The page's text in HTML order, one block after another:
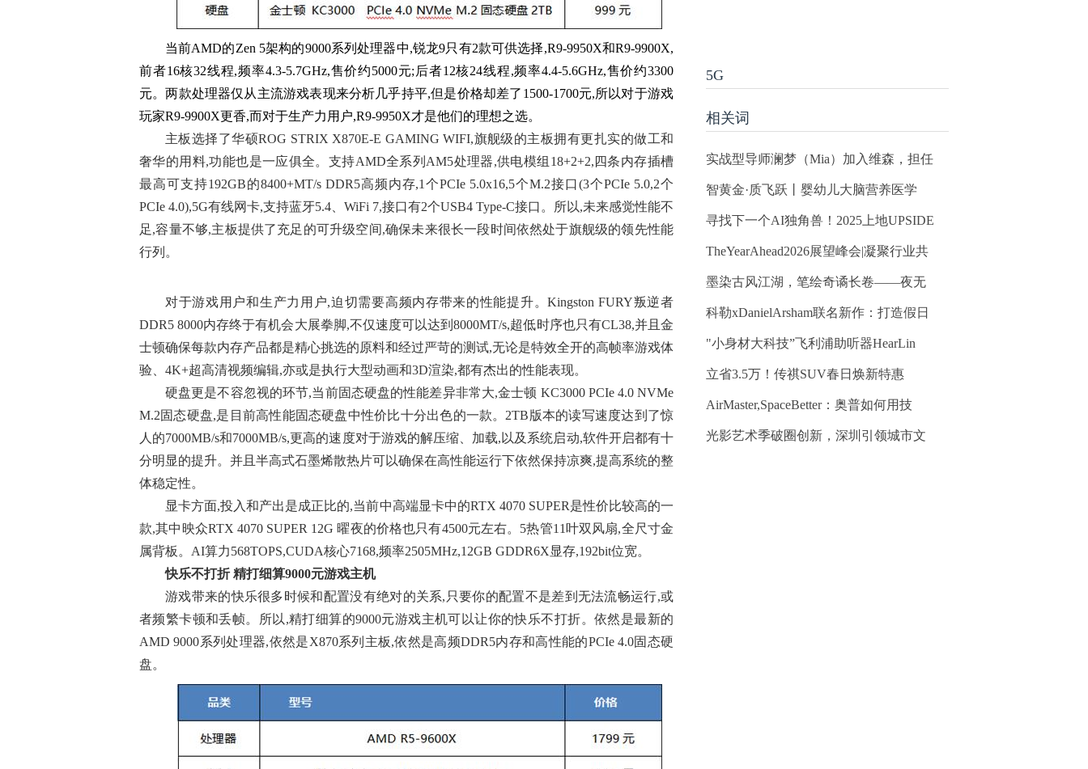
当前AMD的Zen 5架构的9000系列处理器中,锐龙9只有2款可供选择,R9-9950X和R9-9900X,
前者16核32线程,频率4.3-5.7GHz,售价约5000元;后者12核24线程,频率4.4-5.6GHz,售价约3300
元。两款处理器仅从主流游戏表现来分析几乎持平,但是价格却差了1500-1700元,所以对于游戏
玩家R9-9900X更香,而对于生产力用户,R9-9950X才是他们的理想之选。
主板选择了华硕ROG STRIX X870E-E GAMING WIFI,旗舰级的主板拥有更扎实的做工和
奢华的用料,功能也是一应俱全。支持AMD全系列AM5处理器,供电模组18+2+2,四条内存插槽
最高可支持192GB的8400+MT/s DDR5高频内存,1个PCIe 5.0x16,5个M.2接口(3个PCIe 5.0,2个
PCIe 4.0),5G有线网卡,支持蓝牙5.4、WiFi 7,接口有2个USB4 Type-C接口。所以,未来感觉性能不
足,容量不够,主板提供了充足的可升级空间,确保未来很长一段时间依然处于旗舰级的领先性能
行列。
对于游戏用户和生产力用户,迫切需要高频内存带来的性能提升。Kingston FURY叛逆者
DDR5 8000内存终于有机会大展拳脚,不仅速度可以达到8000MT/s,超低时序也只有CL38,并且金
士顿确保每款内存产品都是精心挑选的原料和经过严苛的测试,无论是特效全开的高帧率游戏体
验、4K+超高清视频编辑,亦或是执行大型动画和3D渲染,都有杰出的性能表现。
硬盘更是不容忽视的环节,当前固态硬盘的性能差异非常大,金士顿 KC3000 PCIe 4.0 NVMe
M.2固态硬盘,是目前高性能固态硬盘中性价比十分出色的一款。2TB版本的读写速度达到了惊
人的7000MB/s和7000MB/s,更高的速度对于游戏的解压缩、加载,以及系统启动,软件开启都有十
分明显的提升。并且半高式石墨烯散热片可以确保在高性能运行下依然保持凉爽,提高系统的整
体稳定性。
显卡方面,投入和产出是成正比的,当前中高端显卡中的RTX 4070 SUPER是性价比较高的一
款,其中映众RTX 4070 SUPER 12G 曜夜的价格也只有4500元左右。5热管11叶双风扇,全尺寸金
属背板。AI算力568TOPS,CUDA核心7168,频率2505MHz,12GB GDDR6X显存,192bit位宽。
快乐不打折 精打细算9000元游戏主机
游戏带来的快乐很多时候和配置没有绝对的关系,只要你的配置不是差到无法流畅运行,或
者频繁卡顿和丢帧。所以,精打细算的9000元游戏主机可以让你的快乐不打折。依然是最新的
AMD 9000系列处理器,依然是X870系列主板,依然是高频DDR5内存和高性能的PCIe 4.0固态硬
盘。
5G
相关词
实战型导师澜梦（Mia）加入维森，担任
智黄金·质飞跃丨婴幼儿大脑营养医学
寻找下一个AI独角兽！2025上地UPSIDE
TheYearAhead2026展望峰会|凝聚行业共
墨染古风江湖，笔绘奇谲长卷——夜无
科勒xDanielArsham联名新作：打造假日
"小身材大科技”飞利浦助听器HearLin
立省3.5万！传祺SUV春日焕新特惠
AirMaster,SpaceBetter：奥普如何用技
光影艺术季破圈创新，深圳引领城市文